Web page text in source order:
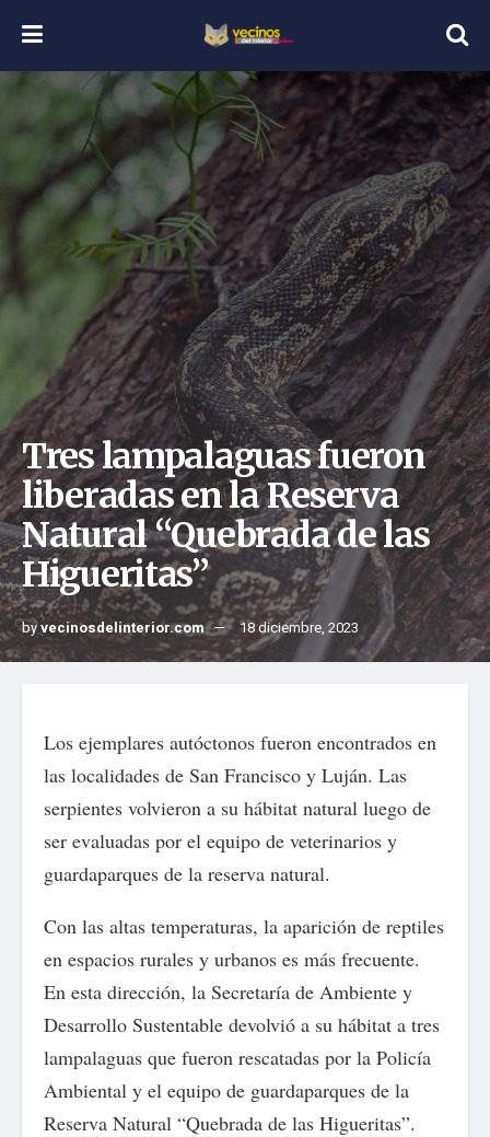
Tres lampalaguas fueron
liberadas en la Reserva
Natural “Quebrada de las
Higueritas”
byvecinosdelinterior.com 18 diciembre, 2023
Los ejemplares autóctonos fueron encontrados en
las localidades de San Francisco y Luján. Las
serpientes volvieron a su hábitat natural luego de
ser evaluadas por el equipo de veterinarios y
guardaparques de la reserva natural.
Con las altas temperaturas, la aparición de reptiles
en espacios rurales y urbanos es más frecuente.
En esta dirección, la Secretaría de Ambiente y
Desarrollo Sustentable devolvió a su hábitat a tres
lampalaguas que fueron rescatadas por la Policía
Ambiental y el equipo de guardaparques de la
Reserva Natural “Quebrada de las Higueritas”.